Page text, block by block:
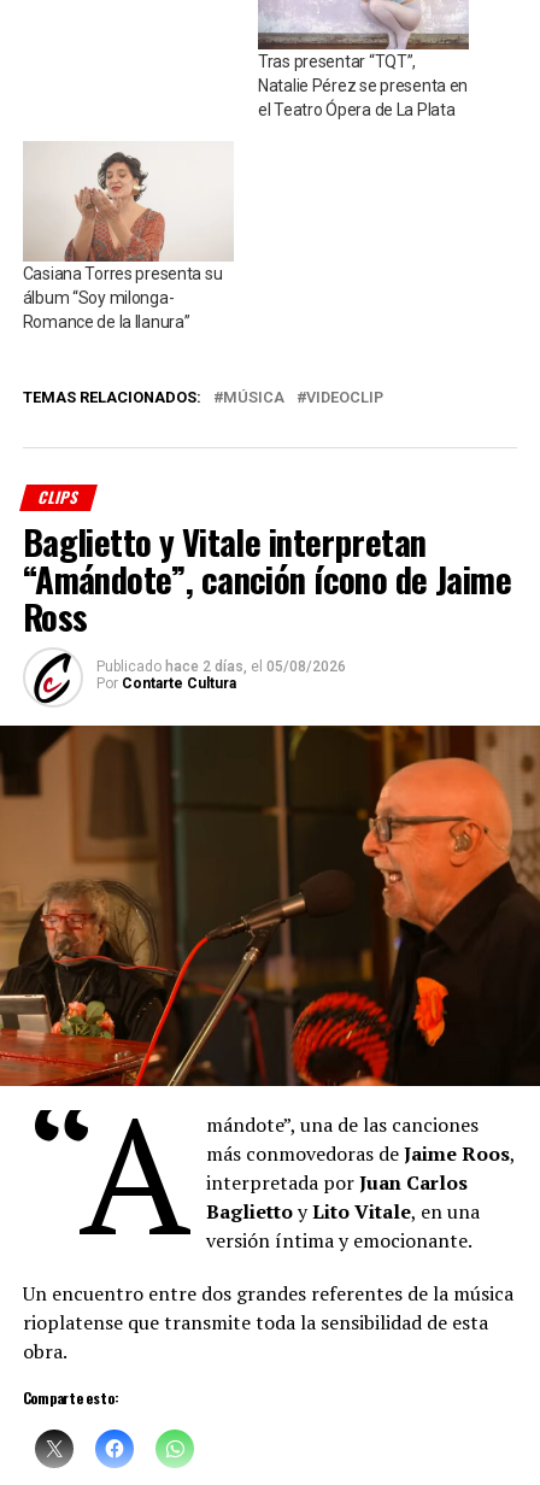
Tras presentar “TQT”,
Natalie Pérez se presenta en
el Teatro Ópera de La Plata
Casiana Torres presenta su
álbum “Soy milonga-
Romance de la llanura”
TEMAS RELACIONADOS: MÚSICA VIDEOCLIP
CLIPS
Baglietto y Vitale interpretan
“Amándote”, canción ícono de Jaime
Ross
Publicado hace 2 días, el 05/08/2026
Por Contarte Cultura
“A
mándote”, una de las canciones
más conmovedoras deJaime Roos,
interpretada porJuan Carlos
BagliettoyLito Vitale, en una
versión íntima y emocionante.
Un encuentro entre dos grandes referentes de la música
rioplatense que transmite toda la sensibilidad de esta
obra.
Comparte esto: